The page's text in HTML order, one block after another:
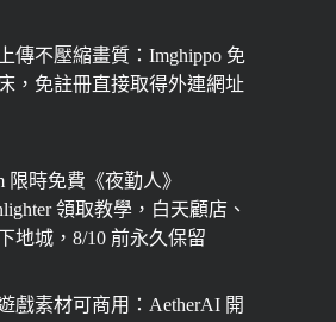
傳不壓縮畫質：Imghippo 免
，免註冊直接取得外連網址
限時免費《夜勤人》
領取教學，白天顧店、
地城，8/10 前永久保留
戲素材可商用：AetherAI 開